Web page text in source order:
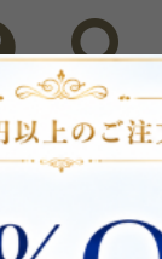
せ 検索
レゼント！